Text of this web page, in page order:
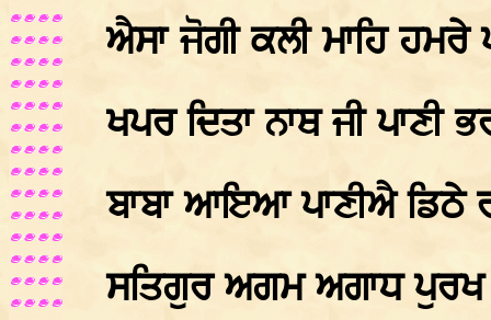
ਐਸਾ ਜੋਗੀ ਕਲੀ ਮਾਹਿ
ਖਪਰ ਦਿਤਾ ਨਾਥ ਜੀ ਪਾਣੀ
ਬਾਬਾ ਆਇਆ ਪਾਣੀਐ ਡਿਠੇ
ਸਤਿਗੁਰ ਅਗਮ ਅਗਾਧ ਪੁਰਖ